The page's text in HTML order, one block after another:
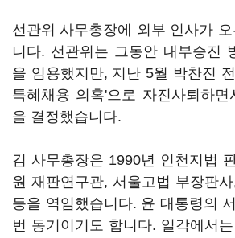
선관위 사무총장에 외부 인사가
니다. 선관위는 그동안 내부승진
을 임용했지만, 지난 5월 박찬진
특혜채용 의혹'으로 자진사퇴하
을 결정했습니다.
김 사무총장은 1990년 인천지법
원 재판연구관, 서울고법 부장판
등을 역임했습니다. 윤 대통령의
번 동기이기도 합니다. 일각에서